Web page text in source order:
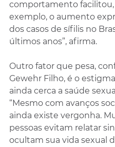
comportamento
exemplo, o aumento
dos casos de sífilis no
últimos anos”, afirma.
Outro fator que pesa,
Gewehr Filho, é o
ainda cerca a saúde
“Mesmo com avanços
ainda existe vergonha.
pessoas evitam relatar
ocultam sua vida sexual